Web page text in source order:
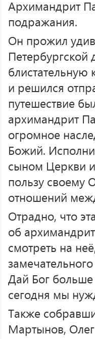
Архимандрит
подражания.
Он прожил
Петербургской
блистательную
и решился
путешествие
архимандрит
огромное
Божий.
сыном Церкви
пользу своему
отношений
Отрадно, что
об
смотреть на
Дай Бог
сегодня мы
Также
Мартынов,